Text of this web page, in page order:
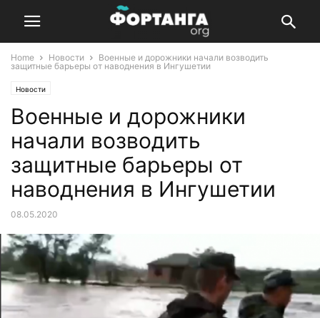
Home Новости
Военные и дорожники начали возводить
защитные барьеры от наводнения в Ингушетии
Новости
Военные и дорожники
начали возводить
защитные барьеры от
наводнения в Ингушетии
08.05.2020